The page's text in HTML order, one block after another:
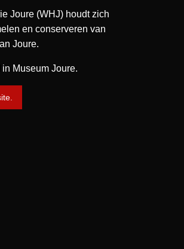
Joure (WHJ) houdt zich
en conserveren van
Joure.
Museum Joure.